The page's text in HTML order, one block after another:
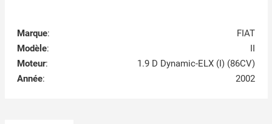
Marque:
FIAT
Modèle:
II
Moteur:
1.9 D Dynamic-ELX (I) (86CV)
Année: 2002